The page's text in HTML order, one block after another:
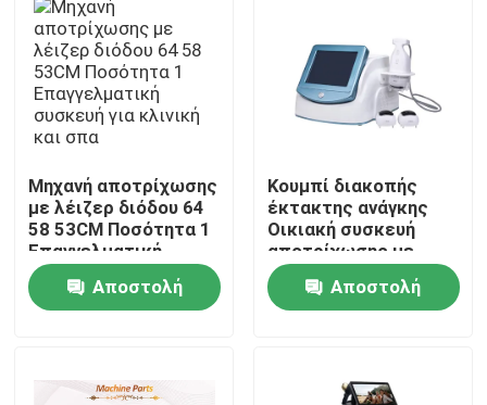
Σπίτι
Βίντεο
Μηχανή αποτρίχωσης
με λέιζερ διόδου 64
58 53CM Ποσότητα 1
Επαγγελματική
συσκευή για κλινική
και σπαΑποστολή
Κουμπί διακοπής
έκτακτης ανάγκης
Οικιακή συσκευή
αποτρίχωσης με
λέιζερ 600W
Ενέργεια εξόδου
Αποτελεσματικό
για σαλόνι και σπα
Αποστολή